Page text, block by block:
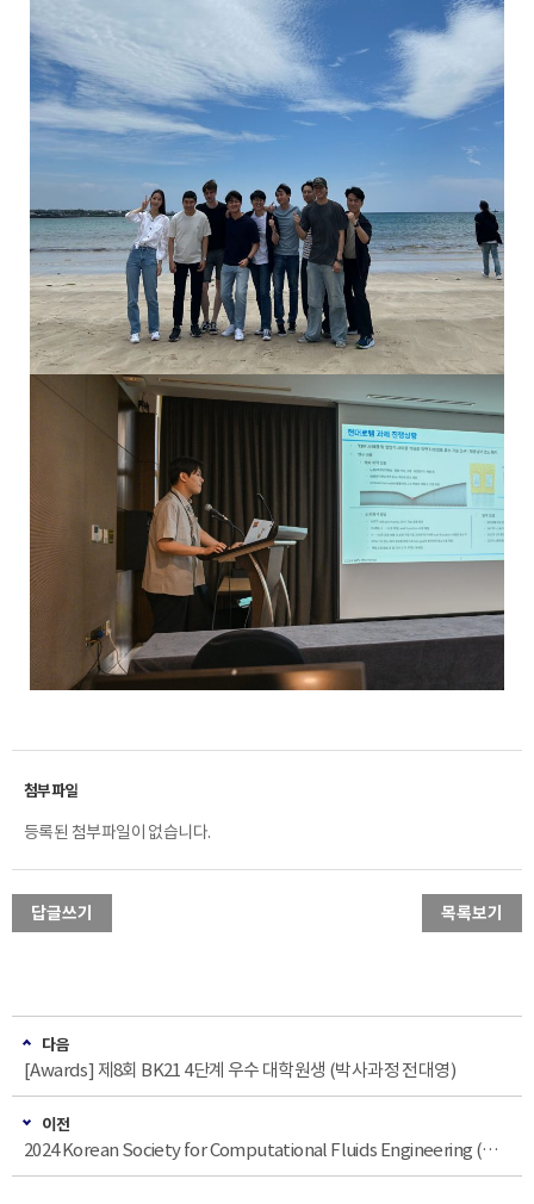
등록된 첨부파일이 없습니다.
답글쓰기 목록보기
다음
[Awards] 제8회 BK21 4단계 우수 대학원생 (박사과정 전대영)
이전
2024 Korean Society for Computational Fluids Engineering (KSCFE) Spring Conference